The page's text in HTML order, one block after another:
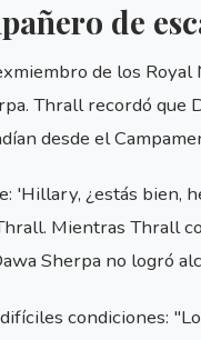
de
de los
Thrall recordó que
desde el
'Hillary, ¿estás bien,
Mientras Thrall
Sherpa no logró
condiciones: